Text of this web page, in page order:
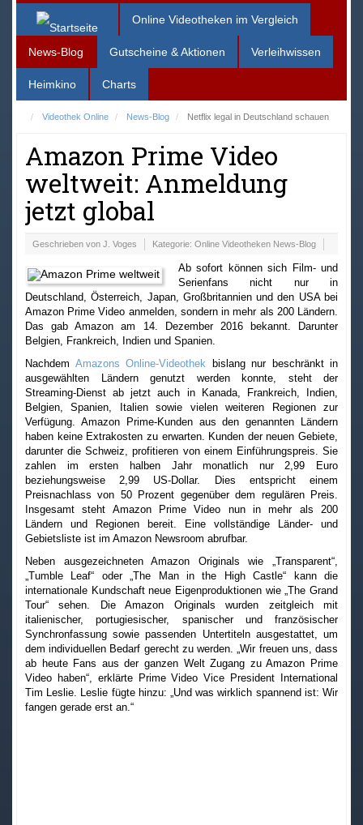
Online Videotheken im Vergleich
News-Blog Gutscheine & Aktionen Verleihwissen
Heimkino Charts
Videothek Online News-Blog Netflix legal in Deutschland schauen
Amazon Prime Video
weltweit: Anmeldung
jetzt global
Geschrieben von J. Voges Kategorie: Online Videotheken News-Blog
Ab sofort können sich Film- und
Serienfans nicht nur in
Deutschland, Österreich, Japan, Großbritannien und den USA bei
Amazon Prime Video anmelden, sondern in mehr als 200 Ländern.
Das gab Amazon am 14. Dezember 2016 bekannt. Darunter
Belgien, Frankreich, Indien und Spanien.
Nachdem Amazons Online-Videothek bislang nur beschränkt in
ausgewählten Ländern genutzt werden konnte, steht der
Streaming-Dienst ab jetzt auch in Kanada, Frankreich, Indien,
Belgien, Spanien, Italien sowie vielen weiteren Regionen zur
Verfügung. Amazon Prime-Kunden aus den genannten Ländern
haben keine Extrakosten zu erwarten. Kunden der neuen Gebiete,
darunter die Schweiz, profitieren von einem Einführungspreis. Sie
zahlen im ersten halben Jahr monatlich nur 2,99 Euro
beziehungsweise 2,99 US-Dollar. Dies entspricht einem
Preisnachlass von 50 Prozent gegenüber dem regulären Preis.
Insgesamt steht Amazon Prime Video nun in mehr als 200
Ländern und Regionen bereit. Eine vollständige Länder- und
Gebietsliste ist im Amazon Newsroom abrufbar.
Neben ausgezeichneten Amazon Originals wie „Transparent“,
„Tumble Leaf“ oder „The Man in the High Castle“ kann die
internationale Kundschaft neue Eigenproduktionen wie „The Grand
Tour“ sehen. Die Amazon Originals wurden zeitgleich mit
italienischer, portugiesischer, spanischer und französischer
Synchronfassung sowie passenden Untertiteln ausgestattet, um
dem individuellen Bedarf gerecht zu werden. „Wir freuen uns, dass
ab heute Fans aus der ganzen Welt Zugang zu Amazon Prime
Video haben“, erklärte Prime Video Vice President International
Tim Leslie. Leslie fügte hinzu: „Und was wirklich spannend ist: Wir
fangen gerade erst an.“